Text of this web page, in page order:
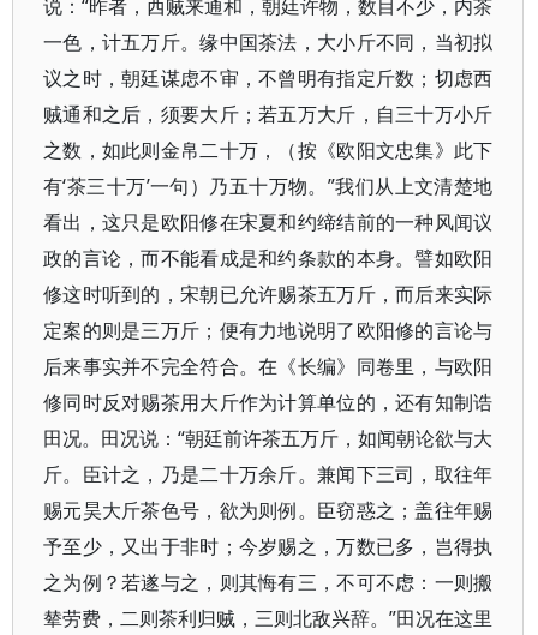
说：“昨者，西贼来通和，朝廷许物，数目不少，内茶
一色，计五万斤。缘中国茶法，大小斤不同，当初拟
议之时，朝廷谋虑不审，不曾明有指定斤数；切虑西
贼通和之后，须要大斤；若五万大斤，自三十万小斤
之数，如此则金帛二十万，（按《欧阳文忠集》此下
有‘茶三十万’一句）乃五十万物。”我们从上文清楚地
看出，这只是欧阳修在宋夏和约缔结前的一种风闻议
政的言论，而不能看成是和约条款的本身。譬如欧阳
修这时听到的，宋朝已允许赐茶五万斤，而后来实际
定案的则是三万斤；便有力地说明了欧阳修的言论与
后来事实并不完全符合。在《长编》同卷里，与欧阳
修同时反对赐茶用大斤作为计算单位的，还有知制诰
田况。田况说：“朝廷前许茶五万斤，如闻朝论欲与大
斤。臣计之，乃是二十万余斤。兼闻下三司，取往年
赐元昊大斤茶色号，欲为则例。臣窃惑之；盖往年赐
予至少，又出于非时；今岁赐之，万数已多，岂得执
之为例？若遂与之，则其悔有三，不可不虑：一则搬
辇劳费，二则茶利归贼，三则北敌兴辞。”田况在这里